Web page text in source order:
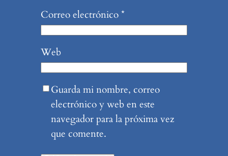
Correo electrónico*
Web
Guarda mi nombre, correo
electrónico y web en este
navegador para la próxima vez
que comente.